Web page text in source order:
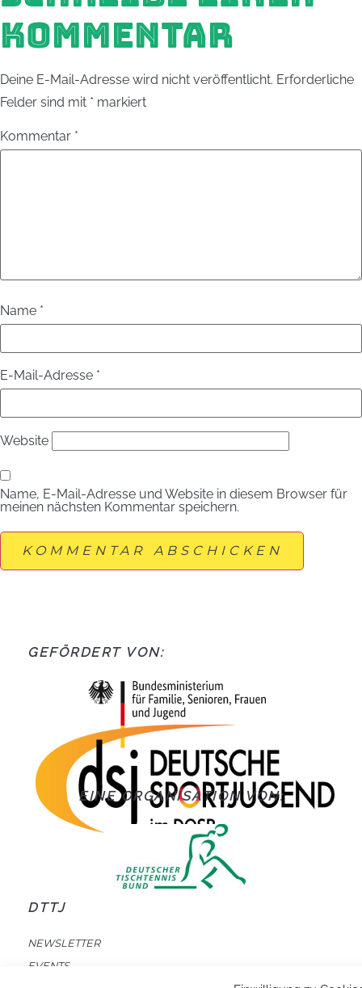
KOMMENTAR
Deine E-Mail-Adresse wird nicht veröffentlicht. Erforderliche
Felder sind mit * markiert
Kommentar *
Name *
E-Mail-Adresse *
Website
Name, E-Mail-Adresse und Website in diesem Browser für
meinen nächsten Kommentar speichern.
GEFÖRDERT VON:
EINE ORGANISATION VON:
DTTJ
NEWSLETTER
EVENTS